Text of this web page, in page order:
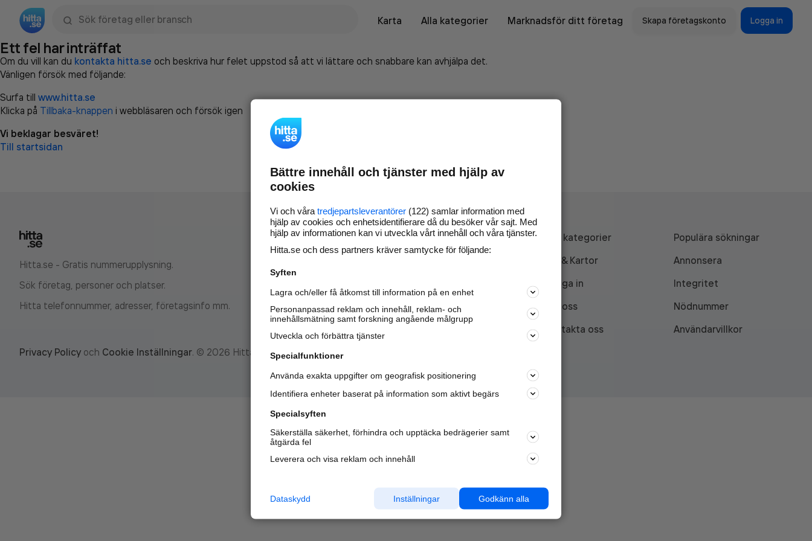
Karta
Alla kategorier Marknadsför ditt företag Skapa företagskonto Logga in
Ett fel har inträffat
Om du vill kan du kontakta hitta.se och beskriva hur felet uppstod så att vi lättare och snabbare kan avhjälpa det.
Vänligen försök med följande:
Surfa till www.hitta.se
Klicka på Tillbaka-knappen i webbläsaren och försök igen
Vi beklagar besväret!
Till startsidan
Hitta.se - Gratis nummerupplysning.
Sök företag, personer och platser.
Hitta telefonnummer, adresser, företagsinfo mm.
Marknadsför företaget på
nya kunder och
samarbetspartners nära dig.
Läs mer här
Alla kategorier
Populära sökningar
API & Kartor
Annonsera
Logga in
Integritet
Om oss
Nödnummer
Kontakta oss
Användarvillkor
Privacy Policy och Cookie Inställningar. © 2026 Hitta.se
Bättre innehåll och tjänster med hjälp av
cookies
Vi och våra tredjepartsleverantörer (122) samlar information med
hjälp av cookies och enhetsidentifierare då du besöker vår sajt. Med
hjälp av informationen kan vi utveckla vårt innehåll och våra tjänster.
Hitta.se och dess partners kräver samtycke för följande:
Syften
Lagra och/eller få åtkomst till information på en enhet
Personanpassad reklam och innehåll, reklam- och
innehållsmätning samt forskning angående målgrupp
Utveckla och förbättra tjänster
Specialfunktioner
Använda exakta uppgifter om geografisk positionering
Identifiera enheter baserat på information som aktivt begärs
Specialsyften
Säkerställa säkerhet, förhindra och upptäcka bedrägerier samt
åtgärda fel
Leverera och visa reklam och innehåll
Godkänn alla
Inställningar
Dataskydd